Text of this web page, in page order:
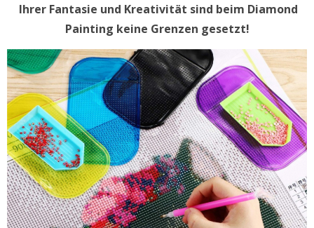
Ihrer Fantasie und Kreativität sind beim Diamond
Painting keine Grenzen gesetzt!